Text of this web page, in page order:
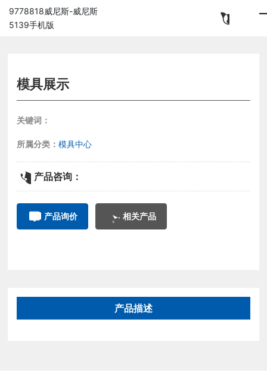
9778818威尼斯-威尼斯
5139手机版
模具展示
关键词：
所属分类：模具中心
产品咨询：
产品询价 相关产品
产品描述